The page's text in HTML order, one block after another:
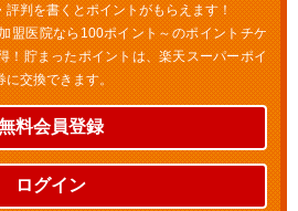
評判を書くとポイントがもらえます！
盟医院なら100ポイント～のポイントチケ
！貯まったポイントは、楽天スーパーポイ
に交換できます。
料会員登録
ログイン